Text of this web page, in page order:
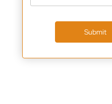
Submit